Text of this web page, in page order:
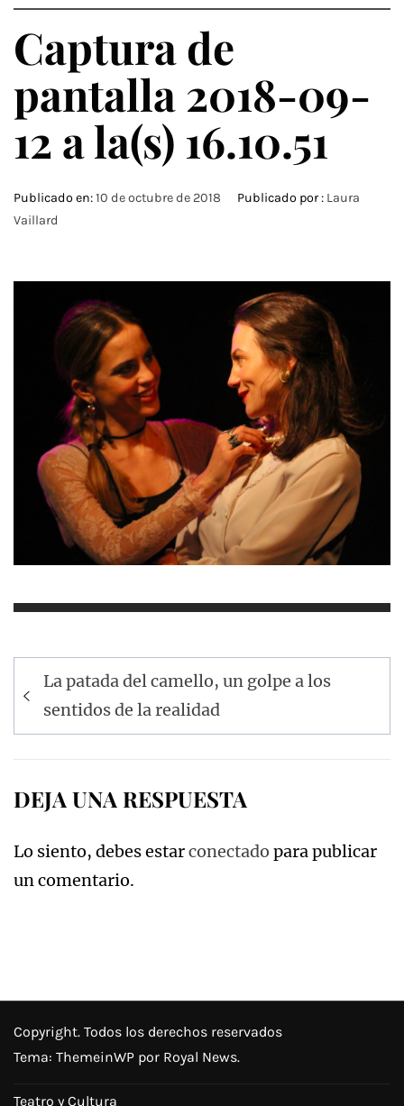
Captura de
pantalla 2018-09-
12 a la(s) 16.10.51
Publicado en:10 de octubre de 2018 Publicado por : Laura
Vaillard
Navegación
de
entradas
La patada del camello, un golpe a los
sentidos de la realidad
DEJA UNA RESPUESTA
Lo siento, debes estarconectado para publicar
un comentario.
Copyright. Todos los derechos reservados
Tema: ThemeinWP por Royal News.
Teatro y Cultura